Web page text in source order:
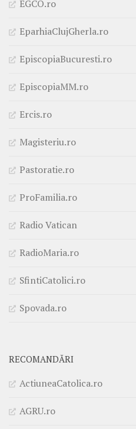
EGCO.ro
EparhiaClujGherla.ro
EpiscopiaBucuresti.ro
EpiscopiaMM.ro
Ercis.ro
Magisteriu.ro
Pastoratie.ro
ProFamilia.ro
Radio Vatican
RadioMaria.ro
SfintiCatolici.ro
Spovada.ro
RECOMANDĂRI
ActiuneaCatolica.ro
AGRU.ro